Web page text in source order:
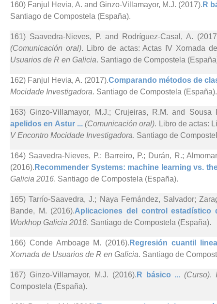
160) Fanjul Hevia, A. and Ginzo-Villamayor, M.J. (2017). R
Santiago de Compostela (España).
161) Saavedra-Nieves, P. and Rodríguez-Casal, A.
(Comunicación oral). Libro de actas: Actas IV Xornada
Usuarios de R en Galicia. Santiago de Compostela
162) Fanjul Hevia, A. (2017).Comparando métodos de
Mocidade Investigadora. Santiago de Compostela (España).
163) Ginzo-Villamayor, M.J.; Crujeiras, R.M. and Sousa
apelidos en Astur ...(Comunicación oral). Libro de actas:
V Encontro Mocidade Investigadora. Santiago de
164) Saavedra-Nieves, P.; Barreiro, P.; Durán, R.;
(2016). Recommender Systems: machine learning vs.
Galicia 2016. Santiago de Compostela (España).
165) Tarrío-Saavedra, J.; Naya Fernández, Salvador;
Bande, M. (2016).Aplicaciones del control
Workhop Galicia 2016. Santiago de Compostela (España).
166) Conde Amboage M. (2016). Regresión cuantil
Xornada de Usuarios de R en Galicia. Santiago de
167) Ginzo-Villamayor, M.J. (2016). R básico ...(Curso).
Compostela (España).